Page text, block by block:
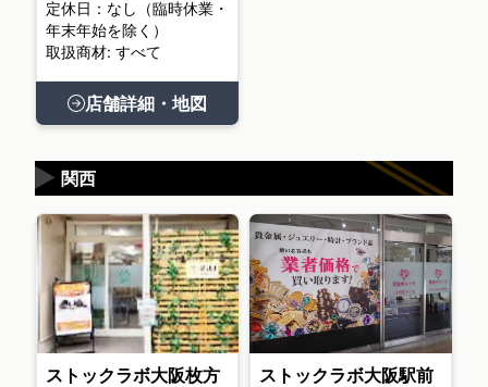
定休日：なし（臨時休業・
年末年始を除く）
取扱商材: すべて
店舗詳細・地図
関西
▶
ストックラボ大阪枚方
ストックラボ大阪駅前